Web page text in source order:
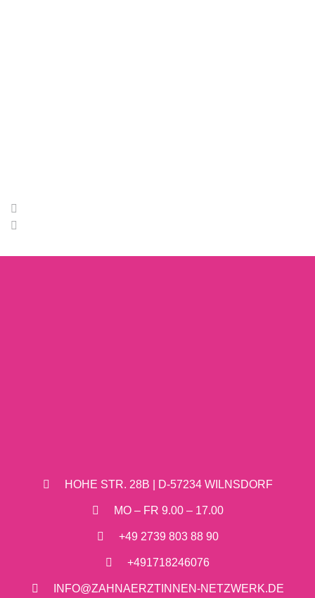
HOHE STR. 28B | D-57234 WILNSDORF
MO – FR 9.00 – 17.00
+49 2739 803 88 90
+491718246076
INFO@ZAHNAERZTINNEN-NETZWERK.DE